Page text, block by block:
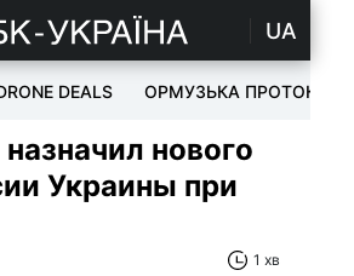
UA
DEALS ОРМУЗЬКА ПРОТОКА
нового
Украины при
1 хв